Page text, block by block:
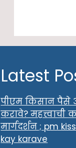
Latest
पीएम किसान
करावे?
मार्गदर्शन ; pm
kay karave